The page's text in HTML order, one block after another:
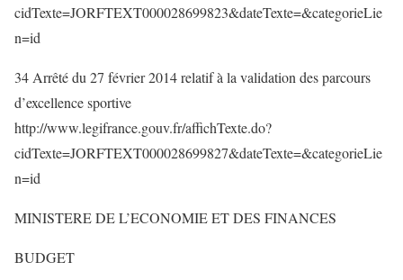
cidTexte=JORFTEXT000028699823&dateTexte=&categorieLie
n=id
34 Arrêté du 27 février 2014 relatif à la validation des parcours
d’excellence sportive
http://www.legifrance.gouv.fr/affichTexte.do?
cidTexte=JORFTEXT000028699827&dateTexte=&categorieLie
n=id
MINISTERE DE L’ECONOMIE ET DES FINANCES
BUDGET